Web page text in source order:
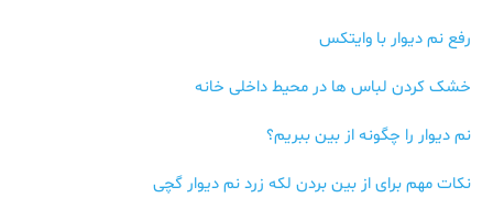
رفع نم دیوار با وایتکس
خشک کردن لباس ها در محیط داخلی خانه
نم دیوار را چگونه از بین ببریم؟
نکات مهم برای از بین بردن لکه زرد نم دیوار گچی